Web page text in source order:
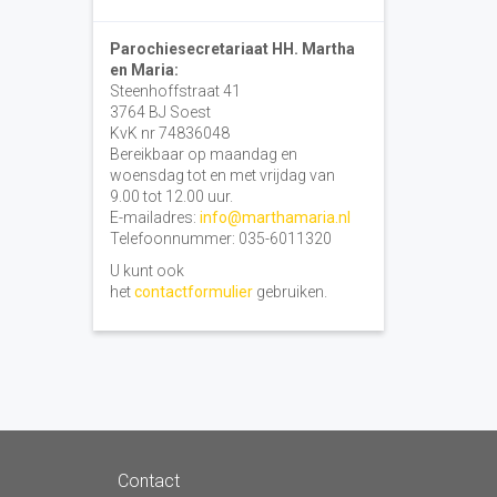
Parochiesecretariaat HH. Martha
en Maria:
Steenhoffstraat 41
3764 BJ Soest
KvK nr 74836048
Bereikbaar op maandag en
woensdag tot en met vrijdag van
9.00 tot 12.00 uur.
E-mailadres: info@marthamaria.nl
Telefoonnummer: 035-6011320
U kunt ook
hetcontactformuliergebruiken.
Contact